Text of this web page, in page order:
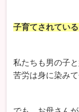
子育てされてい
私たちも男の子
苦労は身に染みて